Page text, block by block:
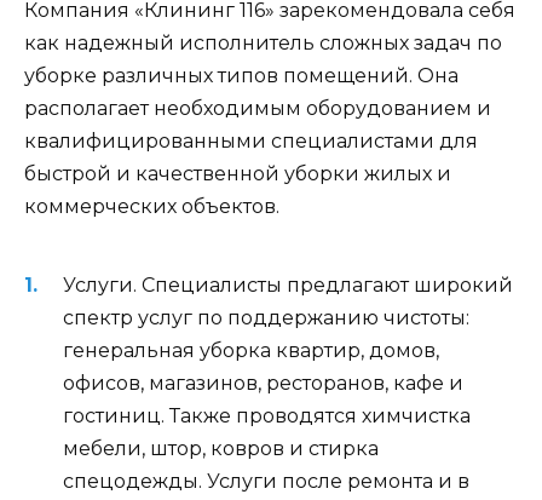
Компания «Клининг 116» зарекомендовала себя
как надежный исполнитель сложных задач по
уборке различных типов помещений. Она
располагает необходимым оборудованием и
квалифицированными специалистами для
быстрой и качественной уборки жилых и
коммерческих объектов.
Услуги. Специалисты предлагают широкий
спектр услуг по поддержанию чистоты:
генеральная уборка квартир, домов,
офисов, магазинов, ресторанов, кафе и
гостиниц. Также проводятся химчистка
мебели, штор, ковров и стирка
спецодежды. Услуги после ремонта и в